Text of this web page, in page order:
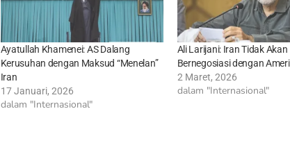
Ayatullah Khamenei: AS Dalang
Kerusuhan dengan Maksud “Menelan”
Iran
17 Januari, 2026
dalam "Internasional"
Ali Larijani: Iran Tidak Akan
Bernegosiasi dengan
2 Maret, 2026
dalam "Internasional"